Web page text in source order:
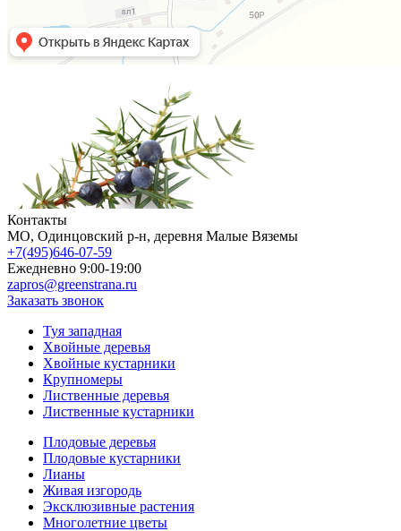
Контакты
МO, Одинцовский р-н, деревня Малые Вяземы
+7(495)646-07-59
Ежедневно 9:00-19:00
zapros@greenstrana.ru
Заказать звонок
Туя западная
Хвойные деревья
Хвойные кустарники
Крупномеры
Лиственные деревья
Лиственные кустарники
Плодовые деревья
Плодовые кустарники
Лианы
Живая изгородь
Эксклюзивные растения
Многолетние цветы